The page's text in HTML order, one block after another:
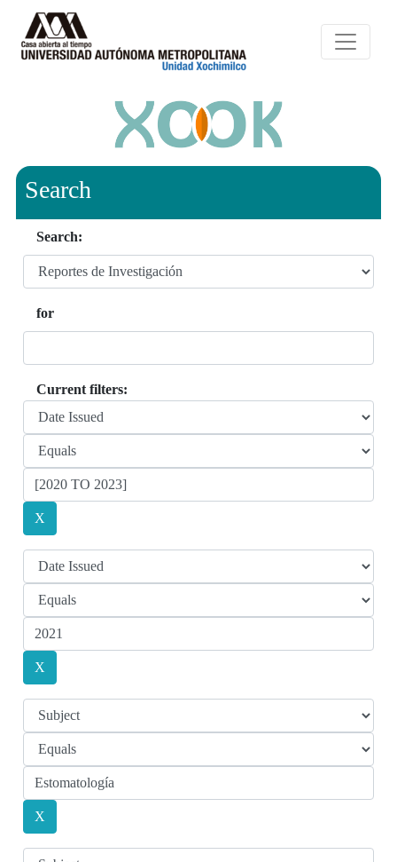
Search
Search:
for
Current filters: